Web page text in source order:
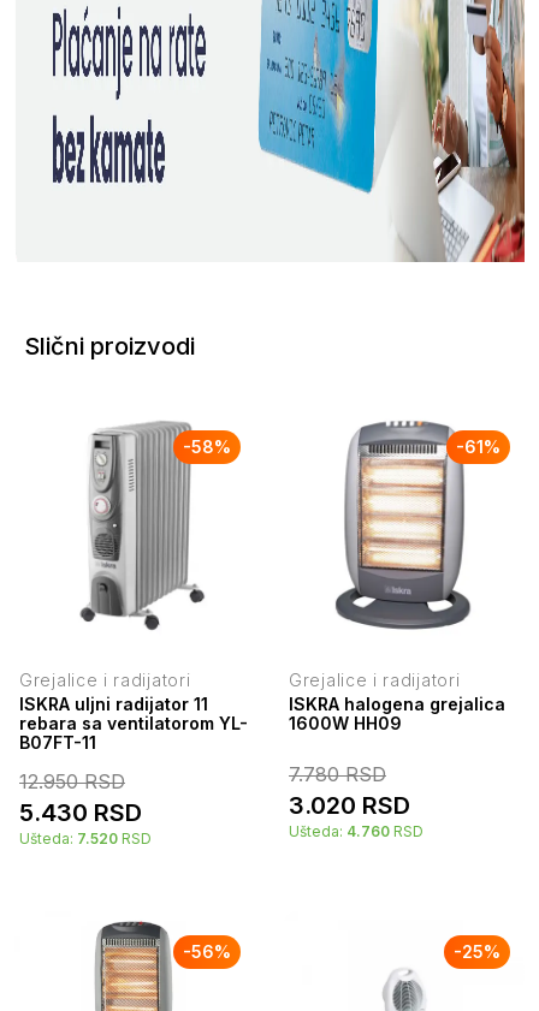
Slični proizvodi
-58%
Grejalice i radijatori
ISKRA uljni radijator 11
rebara sa ventilatorom YL-
B07FT-11
12.950RSD
5.430 RSD
Ušteda: 7.520 RSD
-61%
Grejalice i radijatori
ISKRA halogena grejalica
1600W HH09
7.780RSD
3.020 RSD
Ušteda: 4.760 RSD
-56% -25%